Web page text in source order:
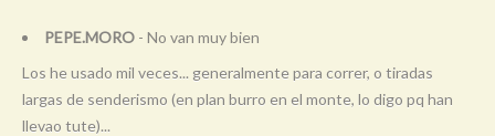
PEPE.MORO - No van muy bien
Los he usado mil veces... generalmente para correr, o tiradas
largas de senderismo (en plan burro en el monte, lo digo pq han
llevao tute)...